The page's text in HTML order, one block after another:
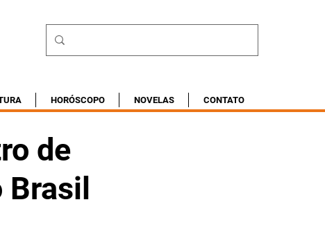
HORÓSCOPO NOVELAS CONTATO
de
Brasil